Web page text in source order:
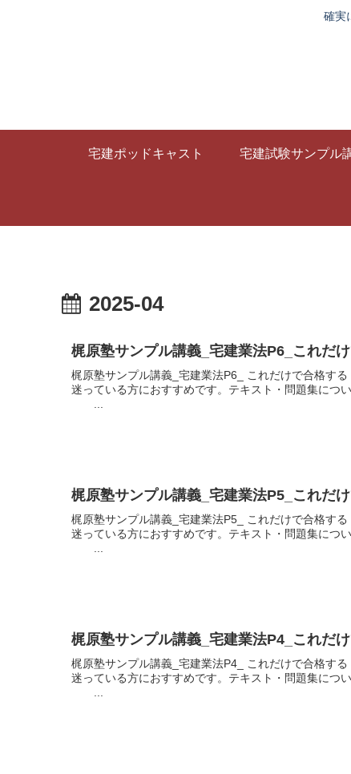
確実
宅建ポッドキャスト 宅建試験サンプル
2025-04
梶原塾サンプル講義_宅建業法P6_これだ
梶原塾サンプル講義_宅建業法P6_ これだけで合格す
迷っている方におすすめです。テキスト・問題集に
梶原塾サンプル講義_宅建業法P5_これだ
梶原塾サンプル講義_宅建業法P5_ これだけで合格す
迷っている方におすすめです。テキスト・問題集に
梶原塾サンプル講義_宅建業法P4_これだ
梶原塾サンプル講義_宅建業法P4_ これだけで合格す
迷っている方におすすめです。テキスト・問題集に